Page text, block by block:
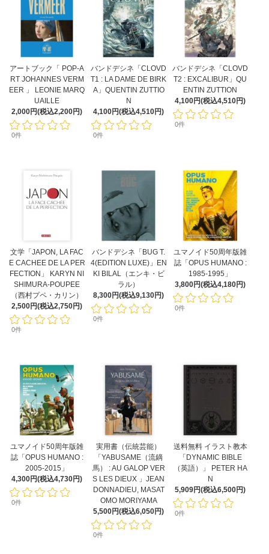
アートブック「 POP-A
RT JOHANNES VERM
EER 」 LEONIE MARQ
UAILLE
2,000円(税込2,200円)
0件
バンドデシネ「CLOVD
T1 : LA DAME DE BIRK
A」QUENTIN ZUTTIO
N
4,100円(税込4,510円)
0件
バンドデシネ「CLOVD
T2 : EXCALIBUR」QU
ENTIN ZUTTION
4,100円(税込4,510円)
0件
文学「JAPON, LA FAC
E CACHEE DE LA PER
FECTION」 KARYN NI
SHIMURA-POUPEE
（西村プペ・カリン）
2,500円(税込2,750円)
0件
バンドデシネ「BUG T.
4(EDITION LUXE)」EN
KI BILAL（エンキ・ビ
ラル）
8,300円(税込9,130円)
0件
ユマノイド50周年版雑
誌「OPUS HUMANO :
1985-1995」
3,800円(税込4,180円)
0件
ユマノイド50周年版雑
誌「OPUS HUMANO :
2005-2015」
4,300円(税込4,730円)
0件
実用書（伝統芸能）
「YABUSAME（流鏑
馬） : AU GALOP VER
S LES DIEUX 」JEAN
DONNADIEU, MASAT
OMO MORIYAMA
5,500円(税込6,050円)
0件
送料無料 イラスト教本
「DYNAMIC BIBLE
（英語）」 PETER HA
N
5,909円(税込6,500円)
0件